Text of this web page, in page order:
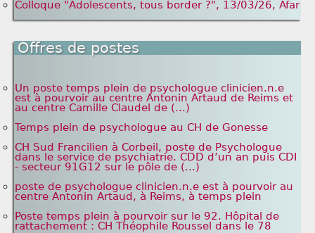
Colloque "Adolescents, tous border ?", 13/03/26, Afar
Offres de postes
Un poste temps plein de psychologue clinicien.n.e
est à pourvoir au centre Antonin Artaud de Reims et
au centre Camille Claudel de (...)
Temps plein de psychologue au CH de Gonesse
CH Sud Francilien à Corbeil, poste de Psychologue
dans le service de psychiatrie. CDD d’un an puis CDI
- secteur 91G12 sur le pôle de (...)
poste de psychologue clinicien.n.e est à pourvoir au
centre Antonin Artaud, à Reims, à temps plein
Poste temps plein à pourvoir sur le 92. Hôpital de
rattachement : CH Théophile Roussel dans le 78